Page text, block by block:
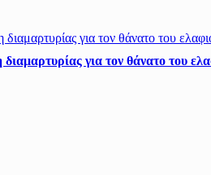
για τον θάνατο του